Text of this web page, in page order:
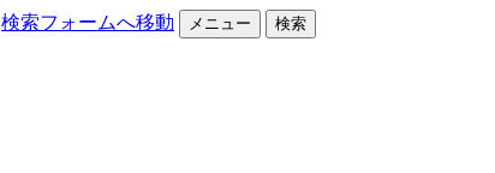
検索フォームへ移動 メニュー 検索